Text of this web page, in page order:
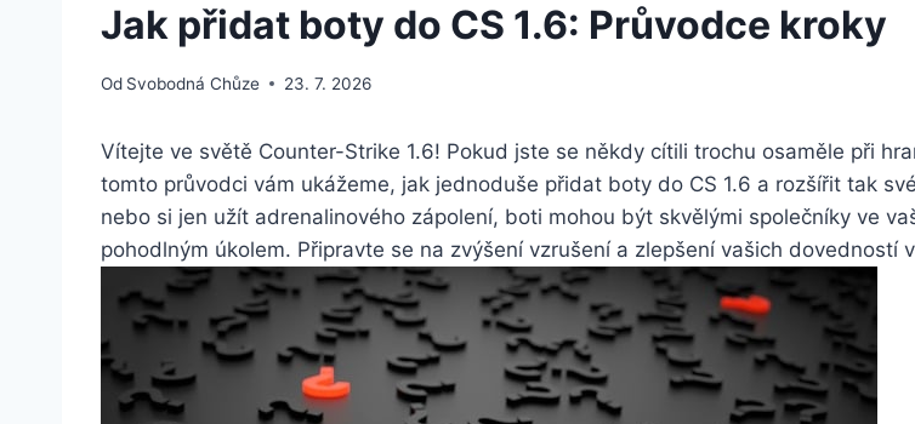
Jak přidat boty do CS 1.6: Průvodce kroky
Od Svobodná Chůze 23. 7. 2026
Vítejte⁤ ve světě Counter-Strike 1.6! Pokud ‍jste⁢ se někdy cítili trochu⁣ osaměle při
tomto průvodci vám ukážeme,‍ jak jednoduše přidat boty do CS 1.6 a rozšířit tak
nebo si jen užít adrenalinového ⁣zápolení, boti mohou být skvělými společníky ve
pohodlným úkolem. Připravte se na zvýšení vzrušení a zlepšení‍ vašich dovedností